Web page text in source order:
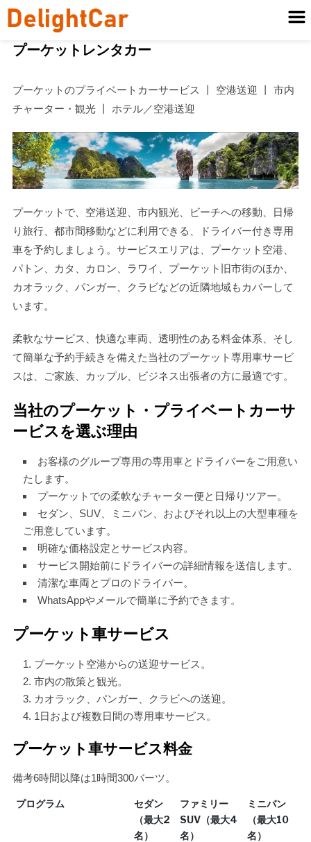
プーケットレンタカー
プーケットのプライベートカーサービス 丨 空港送迎 丨 市内
チャーター・観光 丨 ホテル／空港送迎
プーケットで、空港送迎、市内観光、ビーチへの移動、日帰
り旅行、都市間移動などに利用できる、ドライバー付き専用
車を予約しましょう。サービスエリアは、プーケット空港、
パトン、カタ、カロン、ラワイ、プーケット旧市街のほか、
カオラック、パンガー、クラビなどの近隣地域もカバーして
います。
柔軟なサービス、快適な車両、透明性のある料金体系、そし
て簡単な予約手続きを備えた当社のプーケット専用車サービ
スは、ご家族、カップル、ビジネス出張者の方に最適です。
当社のプーケット・プライベートカーサ
ービスを選ぶ理由
お客様のグループ専用の専用車とドライバーをご用意い
たします。
プーケットでの柔軟なチャーター便と日帰りツアー。
セダン、SUV、ミニバン、およびそれ以上の大型車種を
ご用意しています。
明確な価格設定とサービス内容。
サービス開始前にドライバーの詳細情報を送信します。
清潔な車両とプロのドライバー。
WhatsAppやメールで簡単に予約できます。
プーケット車サービス
プーケット空港からの送迎サービス。
市内の散策と観光。
カオラック、パンガー、クラビへの送迎。
1日および複数日間の専用車サービス。
プーケット車サービス料金
備考6時間以降は1時間300バーツ。
プログラム
セダン
（最大2
名）
ファミリー
SUV（最大4
名）
ミニバン
（最大10
名）